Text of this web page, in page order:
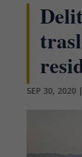
SEP 30, 2020|